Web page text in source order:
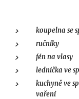
koupelna se
ručníky
fén na vlasy
lednička ve
kuchyně ve
vaření